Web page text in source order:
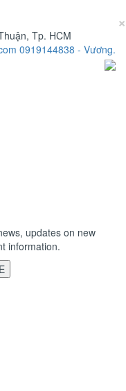
×
Tp. HCM
0919144838 - Vương.
updates on new
information.